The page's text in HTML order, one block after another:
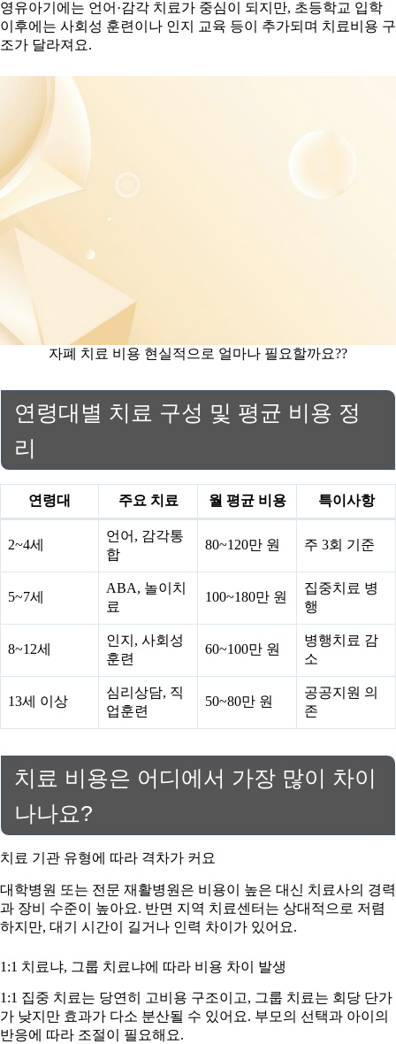
영유아기에는 언어·감각 치료가 중심이 되지만, 초등학교 입학
이후에는 사회성 훈련이나 인지 교육 등이 추가되며 치료비용 구
조가 달라져요.
자폐 치료 비용 현실적으로 얼마나 필요할까요??
연령대별 치료 구성 및 평균 비용 정
리
연령대 주요 치료 월 평균 비용 특이사항
2~4세
언어, 감각통
합
80~120만 원 주 3회 기준
5~7세
ABA, 놀이치
료
100~180만 원
집중치료 병
행
8~12세
인지, 사회성
훈련
60~100만 원
병행치료 감
소
13세 이상
심리상담, 직
업훈련
50~80만 원
공공지원 의
존
치료 비용은 어디에서 가장 많이 차이
나나요?
치료 기관 유형에 따라 격차가 커요
대학병원 또는 전문 재활병원은 비용이 높은 대신 치료사의 경력
과 장비 수준이 높아요. 반면 지역 치료센터는 상대적으로 저렴
하지만, 대기 시간이 길거나 인력 차이가 있어요.
1:1 치료냐, 그룹 치료냐에 따라 비용 차이 발생
1:1 집중 치료는 당연히 고비용 구조이고, 그룹 치료는 회당 단가
가 낮지만 효과가 다소 분산될 수 있어요. 부모의 선택과 아이의
반응에 따라 조절이 필요해요.